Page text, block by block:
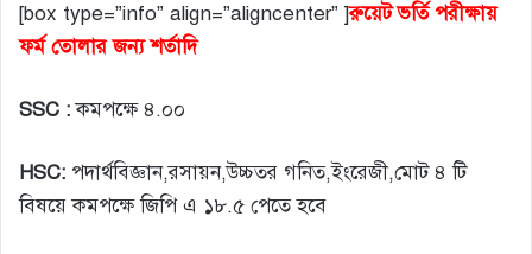
[box type=”info” align=”aligncenter” ]রুয়েট ভর্তি পরীক্ষায়
ফর্ম তোলার জন্য শর্তাদি
SSC :কমপক্ষে ৪.০০
HSC: পদার্থবিজ্ঞান,রসায়ন,উচ্চতর গনিত,ইংরেজী,মোট ৪ টি
বিষয়ে কমপক্ষে জিপি এ ১৮.৫ পেতে হবে